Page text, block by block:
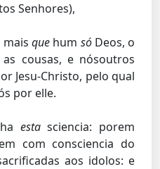
Senhores),
maisque hum sóDeos, o
cousas, e nósoutros
Jesu-Christo, pelo qual
por elle.
estasciencia: porem
com consciencia do
aos idolos: e